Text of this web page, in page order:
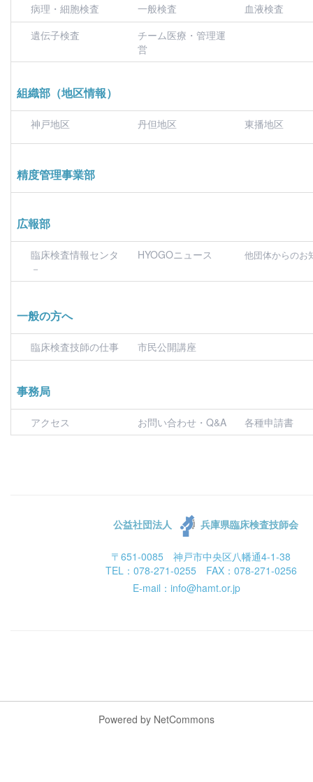
病理・細胞検査
一般検査
血液検査
遺伝子検査
チーム医療・管理運
営
組織部（地区情報）
神戸地区 丹但地区 東播地区
精度管理事業部
広報部
臨床検査情報センタ
－
HYOGOニュース 他団体からのお
一般の方へ
臨床検査技師の仕事 市民公開講座
事務局
アクセス お問い合わせ・Q&A 各種申請書
公益社団法人 兵庫県臨床検査技師会
〒651-0085 神戸市中央区八幡通4-1-38
TEL：078-271-0255 FAX：078-271-0256
E-mail：info@hamt.or.jp
Powered by NetCommons